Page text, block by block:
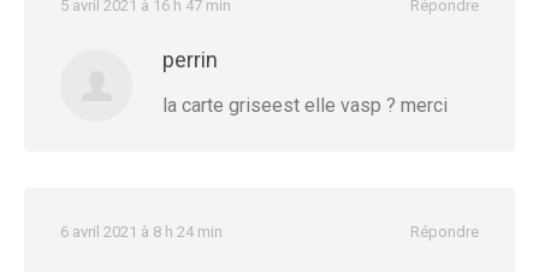
Répondre
5 avril 2021 à 16 h 47 min
perrin
la carte griseest elle vasp ? merci
Répondre
6 avril 2021 à 8 h 24 min